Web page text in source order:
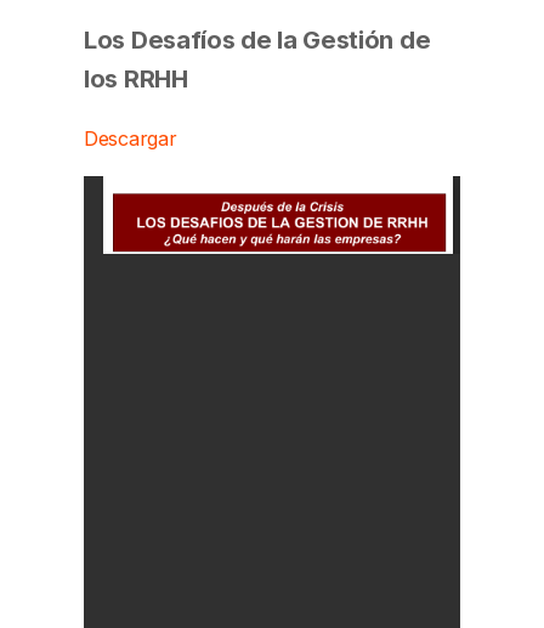
Los Desafíos de la Gestión de
los RRHH
Descargar